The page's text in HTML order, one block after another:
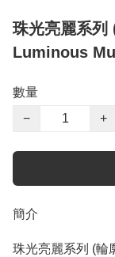
珠光亮麗系列
Luminous
數量
−
+
簡介
珠光亮麗系列 (輪